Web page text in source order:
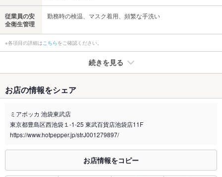
従業員の安
全衛生管理
勤務時の検温、マスク着用、頻繁な手洗い
※各項目の詳細は こちらをご確認ください。
続きを見る
禁煙・喫煙 全席禁煙
喫煙専用室 なし
※2020年4月1日～受動喫煙対策に関する法律が施行されています。正しい情報はお店へお問い
お店の情報をシェア
ミアボッカ 池袋東武店
東京都豊島区西池袋１-1-25 東武百貨店池袋店11F
https://www.hotpepper.jp/strJ001279897/
お店情報をコピー